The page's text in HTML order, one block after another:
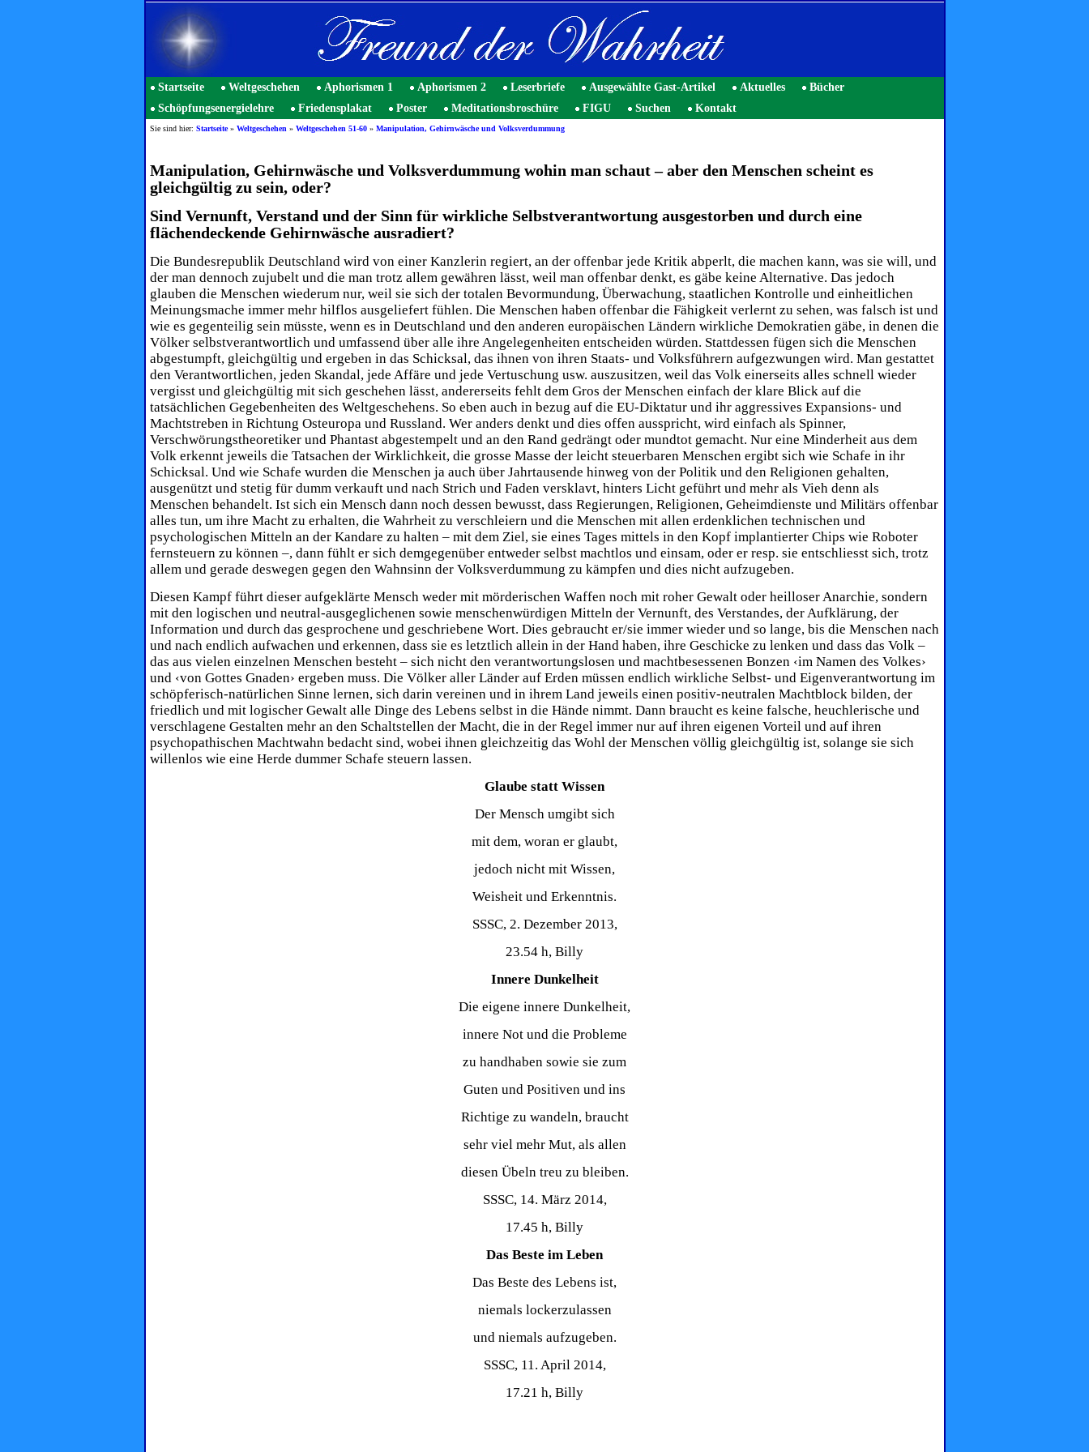
Startseite Weltgeschehen Aphorismen 1 Aphorismen 2 Leserbriefe Ausgewählte Gast-Artikel Aktuelles
Bücher
Schöpfungsenergielehre
Friedensplakat Poster Meditationsbroschüre FIGU Suchen Kontakt
Sie sind hier: Startseite» Weltgeschehen » Weltgeschehen 51-60» Manipulation, Gehirnwäsche und Volksverdummung
Manipulation, Gehirnwäsche und Volksverdummung wohin man schaut – aber den Menschen scheint es
gleichgültig zu sein, oder?
Sind Vernunft, Verstand und der Sinn für wirkliche Selbstverantwortung ausgestorben und durch eine
flächendeckende Gehirnwäsche ausradiert?
Die Bundesrepublik Deutschland wird von einer Kanzlerin regiert, an der offenbar jede Kritik abperlt, die machen kann, was sie will, und
der man dennoch zujubelt und die man trotz allem gewähren lässt, weil man offenbar denkt, es gäbe keine Alternative. Das jedoch
glauben die Menschen wiederum nur, weil sie sich der totalen Bevormundung, Überwachung, staatlichen Kontrolle und einheitlichen
Meinungsmache immer mehr hilflos ausgeliefert fühlen. Die Menschen haben offenbar die Fähigkeit verlernt zu sehen, was falsch ist und
wie es gegenteilig sein müsste, wenn es in Deutschland und den anderen ­europäischen Ländern wirkliche Demokratien gäbe, in denen die
Völker selbstverantwortlich und umfassend über alle ihre Angelegenheiten entscheiden würden. Stattdessen fügen sich die Menschen
abgestumpft, gleichgültig und ergeben in das Schicksal, das ihnen von ihren Staats- und Volksführern aufgezwungen wird. Man gestattet
den Verantwortlichen, jeden Skandal, jede Affäre und jede Vertuschung usw. auszusitzen, weil das Volk einerseits alles schnell wieder
vergisst und gleichgültig mit sich geschehen lässt, andererseits fehlt dem Gros der Menschen einfach der klare Blick auf die
tatsächlichen Gegeben­heiten des Weltgeschehens. So eben auch in bezug auf die EU-Diktatur und ihr aggressives Expansions- und
Machtstreben in Richtung Osteuropa und Russland. Wer anders denkt und dies offen ausspricht, wird einfach als Spinner,
Verschwörungstheoretiker und Phantast abgestempelt und an den Rand gedrängt oder mundtot gemacht. Nur eine Minderheit aus dem
Volk erkennt jeweils die Tatsachen der Wirklichkeit, die grosse Masse der leicht steuerbaren Menschen ergibt sich wie Schafe in ihr
Schicksal. Und wie Schafe wurden die Menschen ja auch über Jahrtausende hinweg von der Politik und den ­Religionen gehalten,
ausgenützt und stetig für dumm verkauft und nach Strich und Faden versklavt, hinters Licht geführt und mehr als Vieh denn als
Menschen behandelt. Ist sich ein Mensch dann noch dessen bewusst, dass Regierungen, Religionen, Geheimdienste und Militärs offenbar
alles tun, um ihre Macht zu erhalten, die Wahrheit zu verschleiern und die Menschen mit allen erdenklichen technischen und
psychologischen Mitteln an der Kandare zu halten – mit dem Ziel, sie eines Tages mittels in den Kopf implantierter Chips wie Roboter
fernsteuern zu können –, dann fühlt er sich demgegenüber entweder selbst machtlos und einsam, oder er resp. sie entschliesst sich, trotz
allem und gerade deswegen gegen den Wahnsinn der Volksverdummung zu kämpfen und dies nicht aufzugeben.
Diesen Kampf führt dieser aufgeklärte Mensch weder mit mörderischen Waffen noch mit roher Gewalt oder heilloser Anarchie, sondern
mit den logischen und neutral-ausgeglichenen sowie menschenwürdigen Mitteln der Vernunft, des Verstandes, der Aufklärung, der
Information und durch das gesprochene und geschriebene Wort. Dies gebraucht er/sie immer wieder und so lange, bis die Menschen nach
und nach endlich aufwachen und erkennen, dass sie es letztlich allein in der Hand haben, ihre Geschicke zu lenken und dass das Volk –
das aus vielen einzelnen Menschen besteht – sich nicht den verantwortungslosen und macht­besessenen Bonzen ‹im Namen des Volkes›
und ‹von Gottes Gnaden› ergeben muss. Die Völker aller Länder auf Erden müssen endlich wirkliche Selbst- und Eigenverantwortung im
schöpferisch-natürlichen Sinne lernen, sich darin vereinen und in ihrem Land jeweils einen positiv-neutralen Machtblock bilden, der
friedlich und mit logischer Gewalt alle Dinge des Lebens selbst in die Hände nimmt. Dann braucht es keine falsche, heuchlerische und
verschlagene Gestalten mehr an den Schaltstellen der Macht, die in der Regel immer nur auf ihren eigenen Vorteil und auf ihren
psychopathischen Machtwahn bedacht sind, wobei ihnen gleichzeitig das Wohl der Menschen völlig gleichgültig ist, solange sie sich
willenlos wie eine Herde dummer Schafe steuern lassen.
Glaube statt Wissen
Der Mensch umgibt sich
mit dem, woran er glaubt,
jedoch nicht mit Wissen,
Weisheit und Erkenntnis.
SSSC, 2. Dezember 2013,
23.54 h, Billy
Innere Dunkelheit
Die eigene innere Dunkelheit,
innere Not und die Probleme
zu handhaben sowie sie zum
Guten und Positiven und ins
Richtige zu wandeln, braucht
sehr viel mehr Mut, als allen
diesen Übeln treu zu bleiben.
SSSC, 14. März 2014,
17.45 h, Billy
Das Beste im Leben
Das Beste des Lebens ist,
niemals lockerzulassen
und niemals aufzugeben.
SSSC, 11. April 2014,
17.21 h, Billy